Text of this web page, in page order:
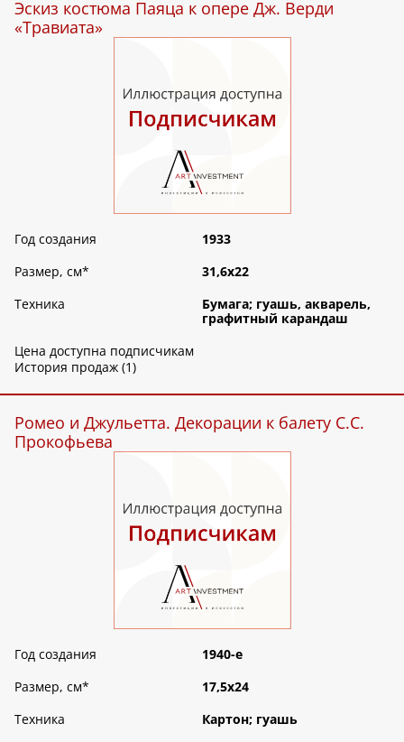
Эскиз костюма Паяца к опере Дж. Верди
«Травиата»
Год создания
1933
Размер, см*
31,6х22
Техника
Бумага; гуашь, акварель,
графитный карандаш
Цена доступна подписчикам
История продаж (1)
Ромео и Джульетта. Декорации к балету С.С.
Прокофьева
Год создания
1940-е
Размер, см*
17,5х24
Техника
Картон; гуашь